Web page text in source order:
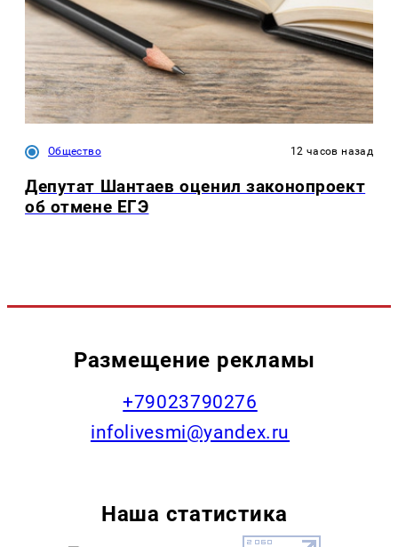
Общество 12 часов назад
Депутат Шантаев оценил законопроект
об отмене ЕГЭ
Размещение рекламы
+79023790276
infolivesmi@yandex.ru
Наша статистика